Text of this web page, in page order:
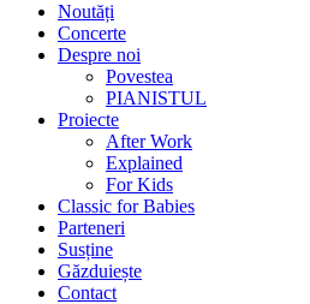
Noutăți
Concerte
Despre noi
Povestea
PIANISTUL
Proiecte
After Work
Explained
For Kids
Classic for Babies
Parteneri
Susține
Găzduiește
Contact